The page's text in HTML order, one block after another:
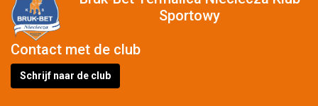
Sportowy
Contact met de club
Schrijf naar de club